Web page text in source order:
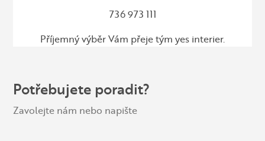
736 973 111
Příjemný výběr Vám přeje tým yes interier.
Potřebujete poradit?
Zavolejte nám nebo napište